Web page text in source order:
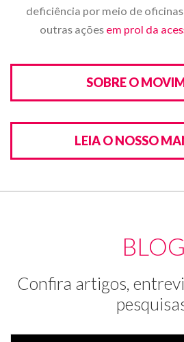
deficiência por meio de
outras ações em prol da
SOBRE O
LEIA O NOSSO
BLOG
Confira artigos,